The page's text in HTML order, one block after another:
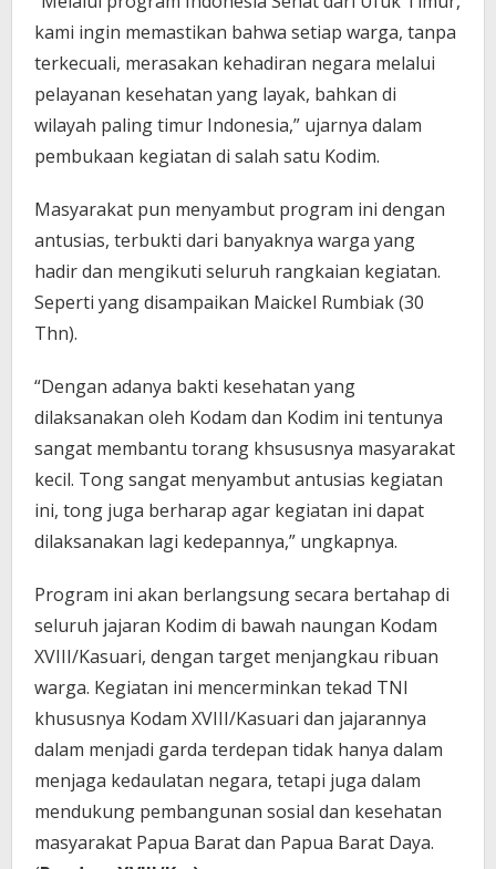
kami ingin memastikan bahwa setiap warga, tanpa
terkecuali, merasakan kehadiran negara melalui
pelayanan kesehatan yang layak, bahkan di
wilayah paling timur Indonesia,” ujarnya dalam
pembukaan kegiatan di salah satu Kodim.
Masyarakat pun menyambut program ini dengan
antusias, terbukti dari banyaknya warga yang
hadir dan mengikuti seluruh rangkaian kegiatan.
Seperti yang disampaikan Maickel Rumbiak (30
Thn).
“Dengan adanya bakti kesehatan yang
dilaksanakan oleh Kodam dan Kodim ini tentunya
sangat membantu torang khsususnya masyarakat
kecil. Tong sangat menyambut antusias kegiatan
ini, tong juga berharap agar kegiatan ini dapat
dilaksanakan lagi kedepannya,” ungkapnya.
Program ini akan berlangsung secara bertahap di
seluruh jajaran Kodim di bawah naungan Kodam
XVIII/Kasuari, dengan target menjangkau ribuan
warga. Kegiatan ini mencerminkan tekad TNI
khususnya Kodam XVIII/Kasuari dan jajarannya
dalam menjadi garda terdepan tidak hanya dalam
menjaga kedaulatan negara, tetapi juga dalam
mendukung pembangunan sosial dan kesehatan
masyarakat Papua Barat dan Papua Barat Daya.